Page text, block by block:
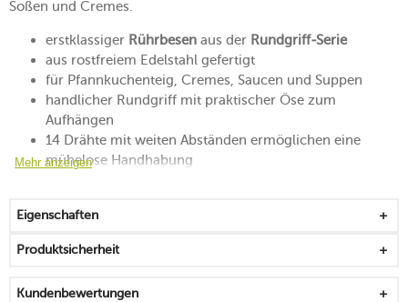
Soßen und Cremes.
erstklassiger Rührbesen aus der Rundgriff-Serie
aus rostfreiem Edelstahl gefertigt
für Pfannkuchenteig, Cremes, Saucen und Suppen
handlicher Rundgriff mit praktischer Öse zum
Aufhängen
14 Drähte mit weiten Abständen ermöglichen eine
mühelose Handhabung
Mehr anzeigen
Eigenschaften
Produktsicherheit
Kundenbewertungen